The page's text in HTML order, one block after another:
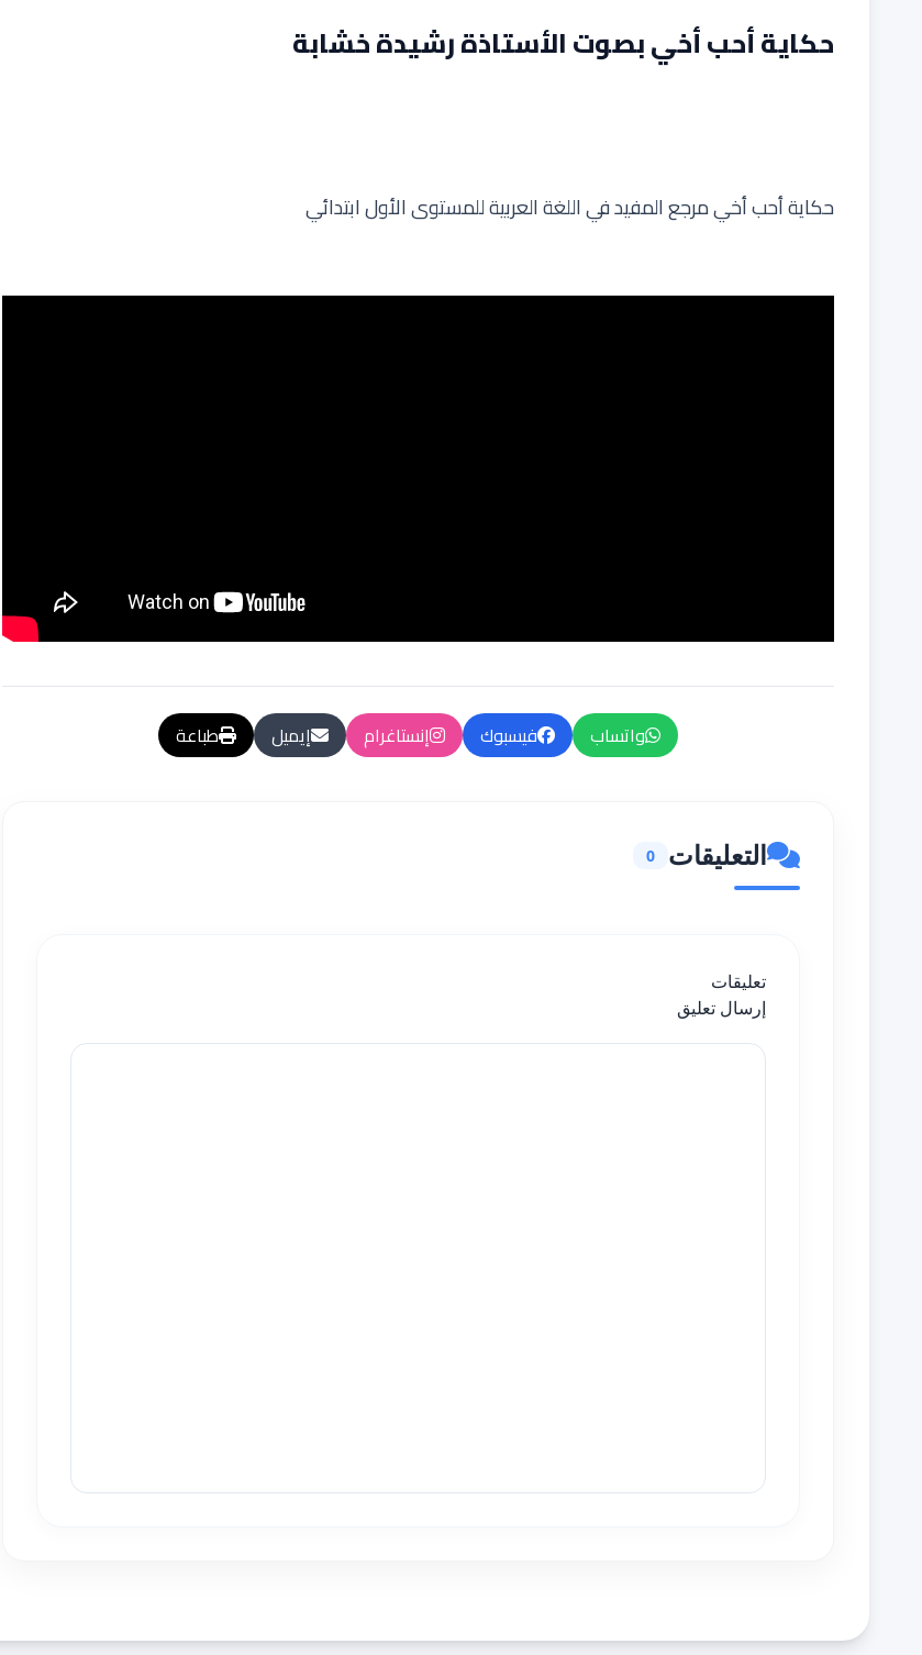
حكاية أحب أخي بصوت الأستاذة رشيدة خشابة
حكاية أحب أخي مرجع المفيد في اللغة العربية للمستوى الأول ابتدائي
واتساب فيسبوك إنستاغرام إيميل طباعة
التعليقات 0
تعليقات
إرسال تعليق